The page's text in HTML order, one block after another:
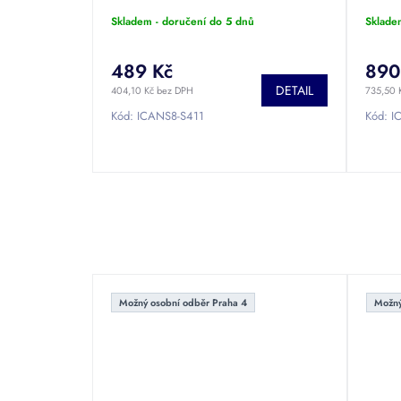
Skladem - doručení do 5 dnů
404,10 Kč bez DPH
489 Kč
DETAIL
Kód: ICANS8-S411
735,50
Kód:
Možný osobní odběr Praha 4